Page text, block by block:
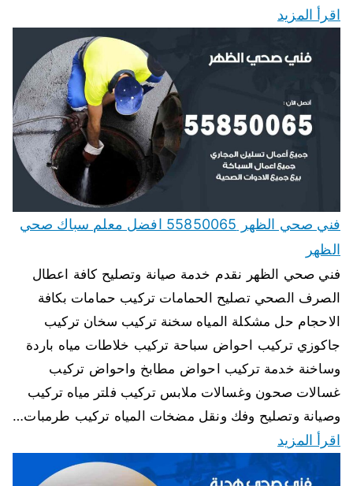
اقرأ المزيد
فني صحي الظهر 55850065 افضل معلم سباك صحي
الظهر
فني صحي الظهر نقدم خدمة صيانة وتصليح كافة اعطال
الصرف الصحي تصليح الحمامات تركيب حمامات بكافة
الاحجام حل مشكلة المياه سخنة تركيب سخان تركيب
جاكوزي تركيب احواض سباحة تركيب خلاطات مياه باردة
وساخنة خدمة تركيب احواض مطابخ واحواض تركيب
غسالات صحون وغسالات ملابس تركيب فلتر مياه تركيب
وصيانة وتصليح وفك ونقل مضخات المياه تركيب طرمبات…
اقرأ المزيد